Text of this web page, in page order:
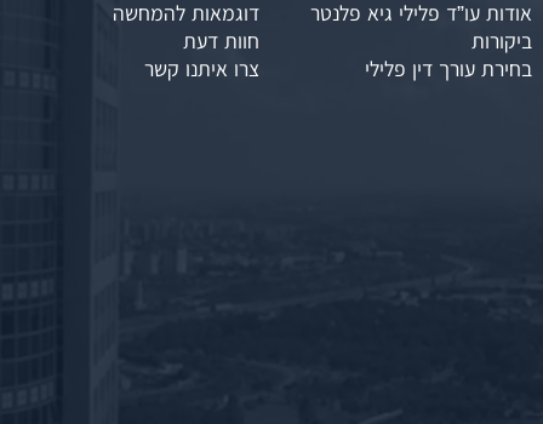
אודות עו”ד פלילי גיא פלנטר
דוגמאות להמחשה
ביקורות
חוות דעת
בחירת עורך דין פלילי
צרו איתנו קשר